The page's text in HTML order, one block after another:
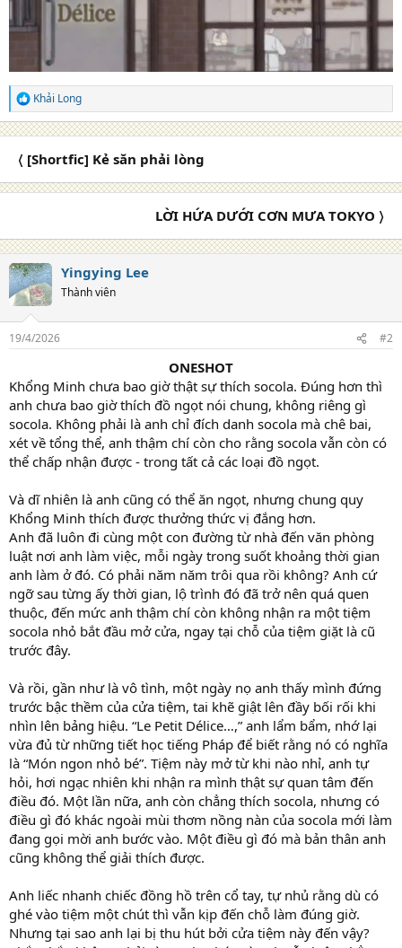
R
e
a
o
Khải Long
〈 [Shortfic] Kẻ săn phải lòng
LỜI HỨA DƯỚI CƠN MƯA TOKYO 〉
Yingying Lee
Thành viên
19/4/2026 #2
ONESHOT
Khổng Minh chưa bao giờ thật sự thích socola. Đúng hơn thì
anh chưa bao giờ thích đồ ngọt nói chung, không riêng gì
socola. Không phải là anh chỉ đích danh socola mà chê bai,
xét về tổng thể, anh thậm chí còn cho rằng socola vẫn còn có
thể chấp nhận được - trong tất cả các loại đồ ngọt.
Và dĩ nhiên là anh cũng có thể ăn ngọt, nhưng chung quy
Khổng Minh thích được thưởng thức vị đắng hơn.
Anh đã luôn đi cùng một con đường từ nhà đến văn phòng
luật nơi anh làm việc, mỗi ngày trong suốt khoảng thời gian
anh làm ở đó. Có phải năm năm trôi qua rồi không? Anh cứ
ngỡ sau từng ấy thời gian, lộ trình đó đã trở nên quá quen
thuộc, đến mức anh thậm chí còn không nhận ra một tiệm
socola nhỏ bắt đầu mở cửa, ngay tại chỗ của tiệm giặt là cũ
trước đây.
Và rồi, gần như là vô tình, một ngày nọ anh thấy mình đứng
trước bậc thềm của cửa tiệm, tai khẽ giật lên đầy bối rối khi
nhìn lên bảng hiệu. “Le Petit Délice…,” anh lẩm bẩm, nhớ lại
vừa đủ từ những tiết học tiếng Pháp để biết rằng nó có nghĩa
là “Món ngon nhỏ bé”. Tiệm này mở từ khi nào nhỉ, anh tự
hỏi, hơi ngạc nhiên khi nhận ra mình thật sự quan tâm đến
điều đó. Một lần nữa, anh còn chẳng thích socola, nhưng có
điều gì đó khác ngoài mùi thơm nồng nàn của socola mới làm
đang gọi mời anh bước vào. Một điều gì đó mà bản thân anh
cũng không thể giải thích được.
Anh liếc nhanh chiếc đồng hồ trên cổ tay, tự nhủ rằng dù có
ghé vào tiệm một chút thì vẫn kịp đến chỗ làm đúng giờ.
Nhưng tại sao anh lại bị thu hút bởi cửa tiệm này đến vậy?